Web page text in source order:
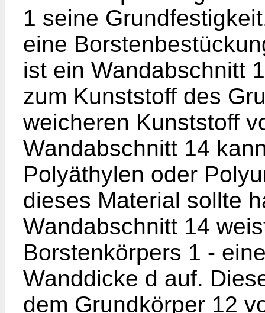
1 seine
eine
ist ein Wandabschnitt
zum Kunststoff des
weicheren Kunststoff
Wandabschnitt 14
Polyäthylen oder
dieses Material sollte
Wandabschnitt 14
Borstenkörpers 1 -
Wanddicke d auf.
dem Grundkörper 12